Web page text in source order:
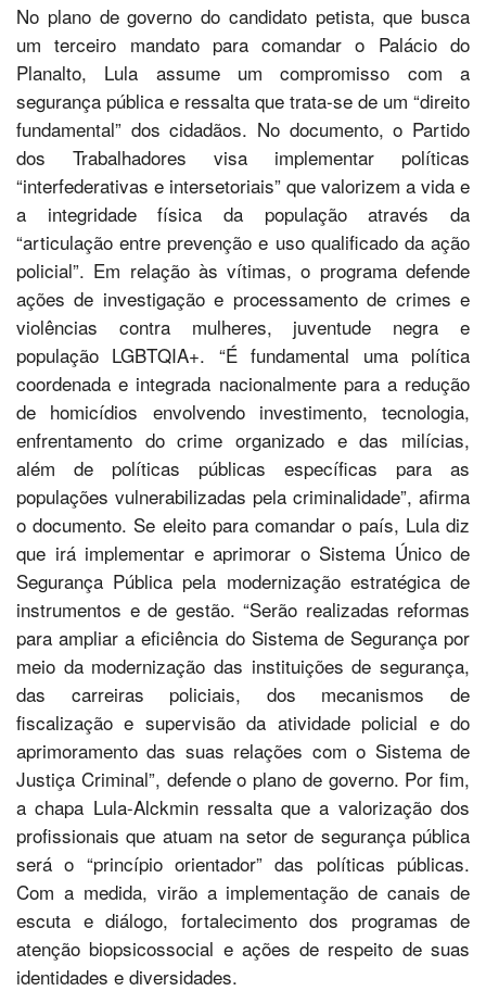
No plano de governo do candidato petista, que busca
um terceiro mandato para comandar o Palácio do
Planalto, Lula assume um compromisso com a
segurança pública e ressalta que trata-se de um “direito
fundamental” dos cidadãos. No documento, o Partido
dos Trabalhadores visa implementar políticas
“interfederativas e intersetoriais” que valorizem a vida e
a integridade física da população através da
“articulação entre prevenção e uso qualificado da ação
policial”. Em relação às vítimas, o programa defende
ações de investigação e processamento de crimes e
violências contra mulheres, juventude negra e
população LGBTQIA+. “É fundamental uma política
coordenada e integrada nacionalmente para a redução
de homicídios envolvendo investimento, tecnologia,
enfrentamento do crime organizado e das milícias,
além de políticas públicas específicas para as
populações vulnerabilizadas pela criminalidade”, afirma
o documento. Se eleito para comandar o país, Lula diz
que irá implementar e aprimorar o Sistema Único de
Segurança Pública pela modernização estratégica de
instrumentos e de gestão. “Serão realizadas reformas
para ampliar a eficiência do Sistema de Segurança por
meio da modernização das instituições de segurança,
das carreiras policiais, dos mecanismos de
fiscalização e supervisão da atividade policial e do
aprimoramento das suas relações com o Sistema de
Justiça Criminal”, defende o plano de governo. Por fim,
a chapa Lula-Alckmin ressalta que a valorização dos
profissionais que atuam na setor de segurança pública
será o “princípio orientador” das políticas públicas.
Com a medida, virão a implementação de canais de
escuta e diálogo, fortalecimento dos programas de
atenção biopsicossocial e ações de respeito de suas
identidades e diversidades.